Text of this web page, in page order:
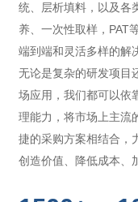
统、层析填料，以及各
养、一次性取样，PAT
端到端和灵活多样的解
无论是复杂的研发项目
场应用，我们都可以依
理能力，将市场上主流
捷的采购方案相结合，
创造价值、降低成本、